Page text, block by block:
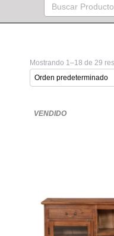
Mostrando 1–18 de 29
VENDIDO